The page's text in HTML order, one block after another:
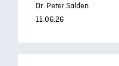
Dr. Peter Salden
11.06.26